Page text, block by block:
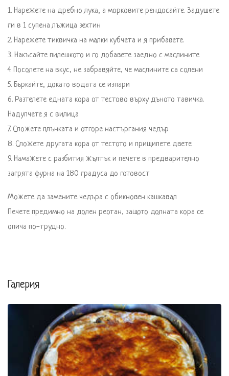
1. Нарежете на дребно лука, а морковите рендосайте. Задушете
ги в 1 супена лъжица зехтин
2. Нарежете тиквичка на малки кубчета и я прибавете.
3. Накъсайте пилешкото и го добавете заедно с маслините
4. Посолете на вкус, не забравяйте, че маслините са солени
5. Бъркайте, докато водата се изпари
6. Разтелете едната кора от тестово върху дъното тавичка.
Надупчете я с вилица
7. Сложете плънката и отгоре настъргания чедър
8. Сложете другата кора от тестото и прищипете двете
9. Намажете с разбития жълтък и печете в предварително
загрята фурна на 180 градуса до готовост
Можете да замените чедъра с обикновен кашкавал
Печете предимно на долен реотан, защото долната кора се
опича по-трудно.
Галерия